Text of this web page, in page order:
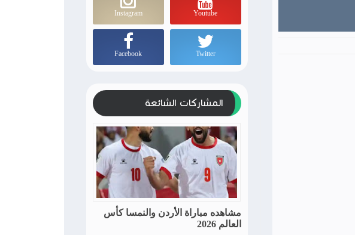
Youtube
Instagram
Twitter
Facebook
المشاركات الشائعة
مشاهده مباراة الأردن والنمسا كأس
العالم 2026